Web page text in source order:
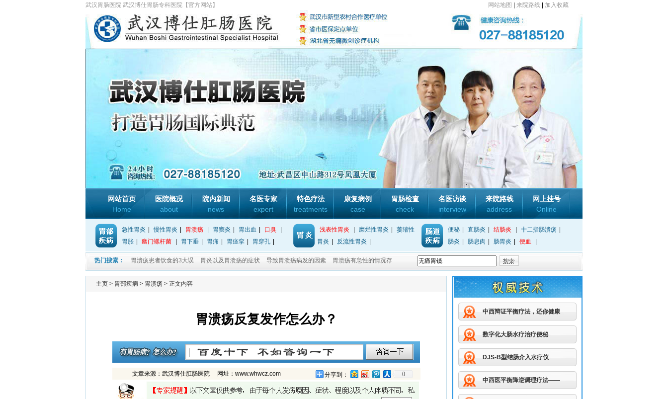
武汉胃肠医院 武汉博仕胃肠专科医院【官方网站】 网站地图 来院路线 加入收藏
网站首页
Home
医院概况
about
院内新闻
news
名医专家
expert
特色疗法
treatments
康复病例
case
胃肠检查
check
名医访谈
interview
来院路线
address
网上挂号
Online
急性胃炎 慢性胃炎 胃溃疡 胃窦炎 胃出血 口臭
胃胀
幽门螺杆菌 胃下垂 胃痛 胃痉挛 胃穿孔
浅表性胃炎 糜烂性胃炎
萎缩性
胃炎
反流性胃炎
便秘 直肠炎 结肠炎 十二指肠溃疡
肠炎
肠息肉 肠胃炎 便血
热门搜索： 胃溃疡患者饮食的3大误 胃炎以及胃溃疡的症状 导致胃溃疡病发的因素 胃溃疡有急性的情况存
主页 > 胃部疾病 > 胃溃疡 > 正文内容
胃溃疡反复发作怎么办？
文章来源：武汉博仕肛肠医院 网址：www.whwcz.com 分享到： 0
中西辩证平衡疗法，还你健康
数字化大肠水疗治疗便秘
DJS-B型结肠介入水疗仪
中西医平衡降逆调理疗法——